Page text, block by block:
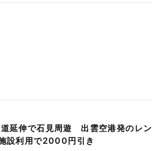
延伸で石見周遊 出雲空港発のレン
設利用で2000円引き